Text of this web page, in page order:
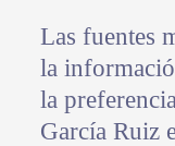
Las fuentes
la
la
García Ruiz